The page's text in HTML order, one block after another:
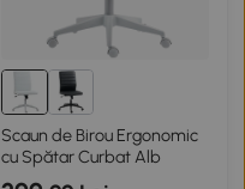
Scaun de Birou Ergonomic
cu Spătar Curbat Alb